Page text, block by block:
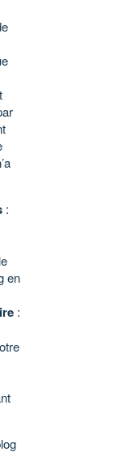
:
en
: